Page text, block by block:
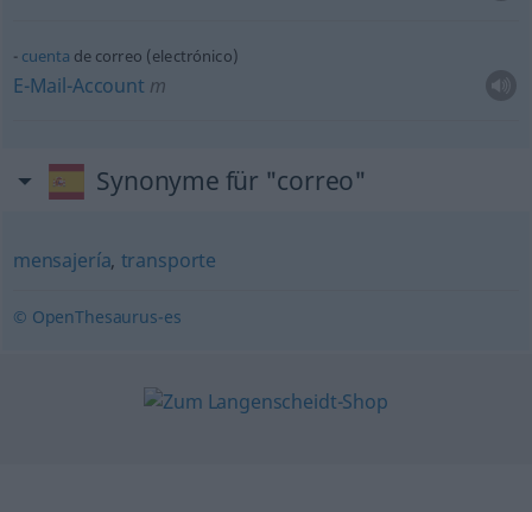
cuenta de correo (electrónico)
E-Mail-Account m
Synonyme für "correo"
mensajería, transporte
© OpenThesaurus-es